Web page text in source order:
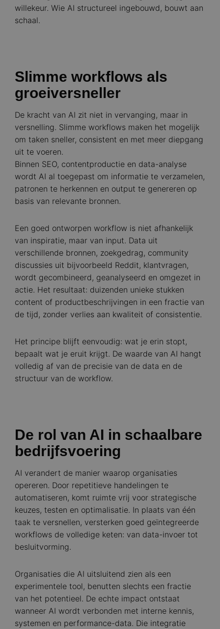
willekeur. Wie AI structureel ingebouwd, bouwt aan
schaal.
Slimme workflows als
groeiversneller
De kracht van AI zit niet in vervanging, maar in
versnelling. Slimme workflows maken het mogelijk
om taken sneller, consistent en met meer diepgang
uit te voeren.
Binnen SEO, contentproductie en data-analyse
wordt AI al toegepast om informatie te verzamelen,
patronen te herkennen en output te genereren op
basis van relevante bronnen.
Een goed ontworpen workflow is niet afhankelijk
van inspiratie, maar van input. Data uit
verschillende bronnen, zoekgedrag, community
discussies uit bijvoorbeeld Reddit, klantvragen,
wordt gecombineerd, geanalyseerd en omgezet in
actie. Het resultaat: duizenden unieke stukken
content of productbeschrijvingen in een fractie van
de tijd, zonder verlies aan kwaliteit of consistentie.
Het principe blijft eenvoudig: wat je erin stopt,
bepaalt wat je eruit krijgt. De waarde van AI hangt
volledig af van de precisie van de data en de
structuur van de workflow.
De rol van AI in schaalbare
bedrijfsvoering
AI verandert de manier waarop organisaties
opereren. Door repetitieve handelingen te
automatiseren, komt ruimte vrij voor strategische
keuzes, testen en optimalisatie. In plaats van één
taak te versnellen, versterken goed geïntegreerde
workflows de volledige keten: van data-invoer tot
besluitvorming.
Organisaties die AI uitsluitend zien als een
experimentele tool, benutten slechts een fractie
van het potentieel. De echte impact ontstaat
wanneer AI wordt verbonden met interne kennis,
systemen en performance-data. Die integratie